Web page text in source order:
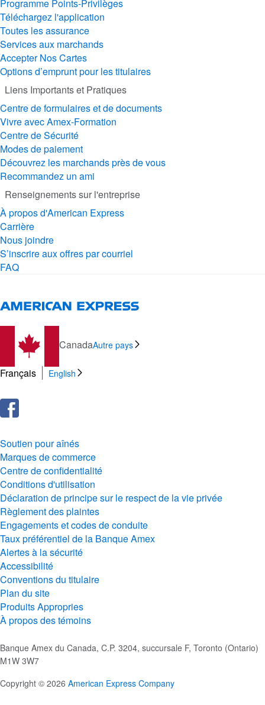
Programme Points-Privilèges
Téléchargez l'application
Toutes les assurance
Services aux marchands
Accepter Nos Cartes
Options d’emprunt pour les titulaires
Liens Importants et Pratiques
Centre de formulaires et de documents
Vivre avec Amex-Formation
Centre de Sécurité
Modes de paiement
Découvrez les marchands près de vous
Recommandez un ami
Renseignements sur l'entreprise
À propos d'American Express
Carrière
Nous joindre
S’inscrire aux offres par courriel
FAQ
CanadaAutre pays
Français English
Soutien pour aînés
Marques de commerce
Centre de confidentialité
Conditions d'utilisation
Déclaration de principe sur le respect de la vie privée
Règlement des plaintes
Engagements et codes de conduite
Taux préférentiel de la Banque Amex
Alertes à la sécurité
Accessibilité
Conventions du titulaire
Plan du site
Produits Appropries
À propos des témoins
Banque Amex du Canada, C.P. 3204, succursale F, Toronto (Ontario)
M1W 3W7
Copyright © 2026 American Express Company